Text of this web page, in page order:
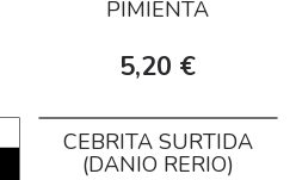
PIMIENTA
5,20 €
CEBRITA SURTIDA
(DANIO RERIO)